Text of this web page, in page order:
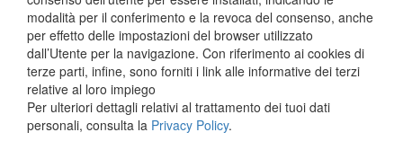
modalità per il conferimento e la revoca del consenso, anche
per effetto delle impostazioni del browser utilizzato
dall’Utente per la navigazione. Con riferimento ai cookies di
terze parti, infine, sono forniti i link alle informative dei terzi
relative al loro impiego
Per ulteriori dettagli relativi al trattamento dei tuoi dati
personali, consulta la Privacy Policy.